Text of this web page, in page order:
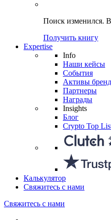
Поиск изменился.
Получить книгу
Expertise
Info
Наши кейсы
События
Активы
Партнеры
Награды
Insights
Блог
Crypto Top
Калькулятор
Свяжитесь с нами
Свяжитесь с нами